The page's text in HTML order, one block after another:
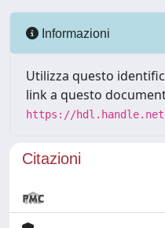
Informazioni
Utilizza questo
link a questo
https://hdl.handle.net/
Citazioni